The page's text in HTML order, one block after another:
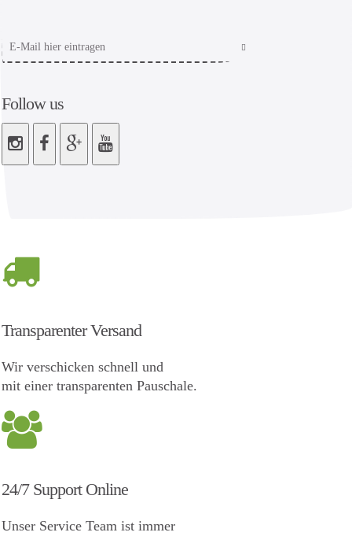
Follow us
Transparenter Versand
Wir verschicken schnell und
mit einer transparenten Pauschale.
24/7 Support Online
Unser Service Team ist immer